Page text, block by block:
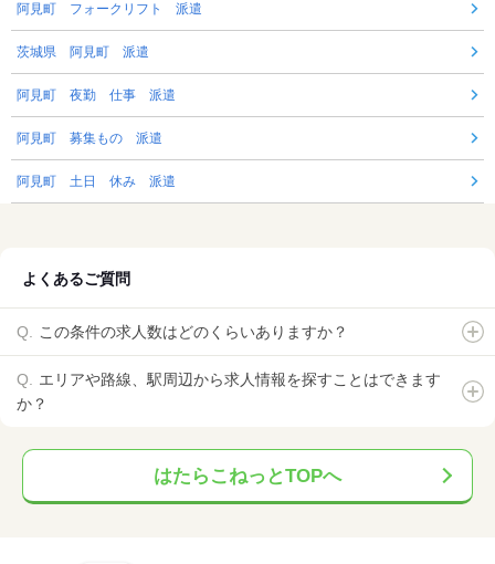
阿見町 フォークリフト 派遣
茨城県 阿見町 派遣
阿見町 夜勤 仕事 派遣
阿見町 募集もの 派遣
阿見町 土日 休み 派遣
よくあるご質問
この条件の求人数はどのくらいありますか？
エリアや路線、駅周辺から求人情報を探すことはできます
か？
はたらこねっとTOPへ